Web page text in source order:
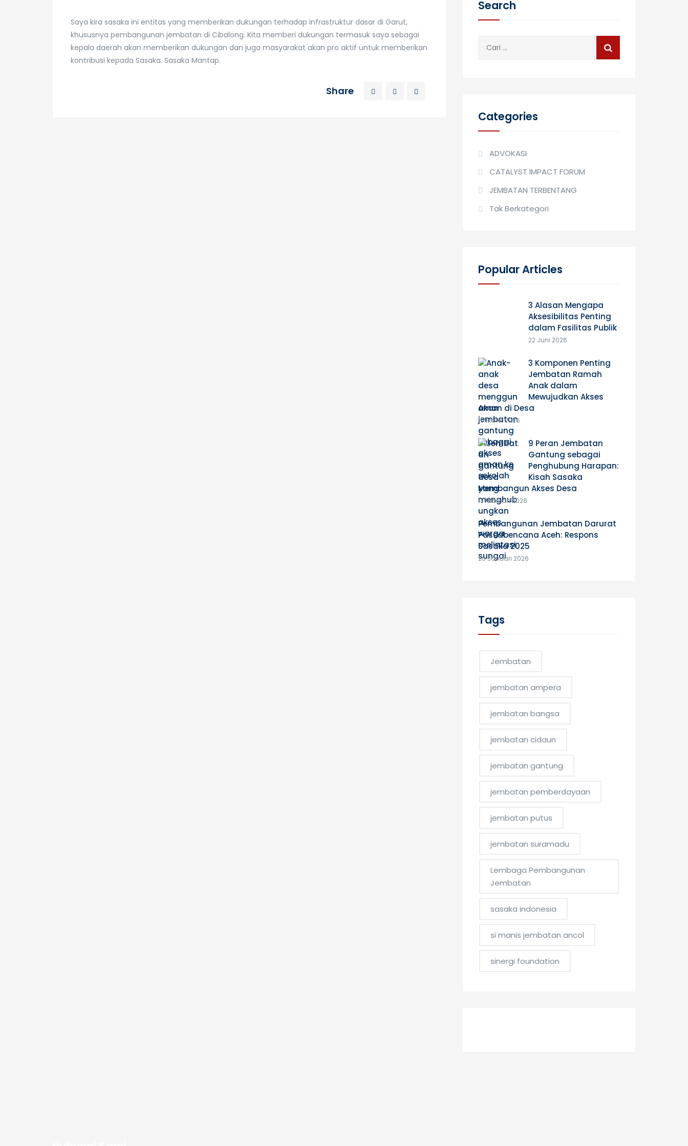
Saya kira sasaka ini entitas yang memberikan dukungan terhadap infrastruktur dasar di Garut,
khususnya pembangunan jembatan di Cibalong. Kita memberi dukungan termasuk saya sebagai
kepala daerah akan memberikan dukungan dan juga masyarakat akan pro aktif untuk memberikan
kontribusi kepada Sasaka. Sasaka Mantap.
Share
Search
Categories
ADVOKASI
CATALYST IMPACT FORUM
JEMBATAN TERBENTANG
Tak Berkategori
Popular Articles
3 Alasan Mengapa
Aksesibilitas Penting
dalam Fasilitas Publik
22 Juni 2026
3 Komponen Penting
Jembatan Ramah
Anak dalam
Mewujudkan Akses
Aman di Desa
10 Maret 2026
9 Peran Jembatan
Gantung sebagai
Penghubung Harapan:
Kisah Sasaka
Membangun Akses Desa
12 Februari 2026
Pembangunan Jembatan Darurat
Pascabencana Aceh: Respons
Sasaka 2025
26 Januari 2026
Tags
Jembatan
jembatan ampera
jembatan bangsa
jembatan cidaun
jembatan gantung
jembatan pemberdayaan
jembatan putus
jembatan suramadu
Lembaga Pembangunan
Jembatan
sasaka indonesia
si manis jembatan ancol
sinergi foundation